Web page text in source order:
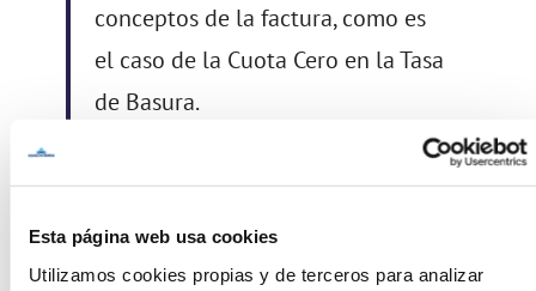
Esta página web usa cookies
Utilizamos cookies propias y de terceros para analizar
conceptos de la factura, como es
el caso de la Cuota Cero en la Tasa
de Basura.